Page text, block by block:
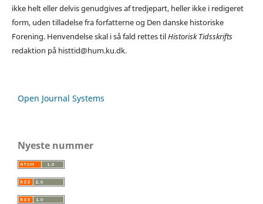
ikke helt eller delvis genudgives af tredjepart, heller ikke i redigeret
form, uden tilladelse fra forfatterne og Den danske historiske
Forening. Henvendelse skal i så fald rettes tilHistorisk Tidsskrifts
redaktion på histtid@hum.ku.dk.
Open Journal Systems
Nyeste nummer